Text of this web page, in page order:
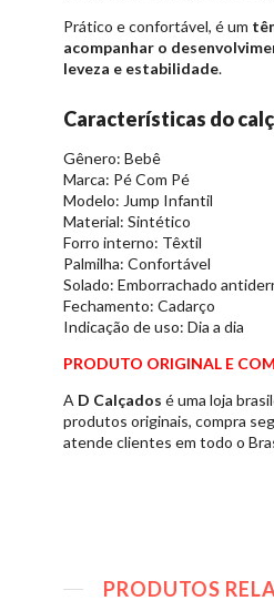
Prático e confortável, é um
acompanhar o
leveza e estabilidade.
Características do
Gênero: Bebê
Marca: Pé Com Pé
Modelo: Jump Infantil
Material: Sintético
Forro interno: Têxtil
Palmilha: Confortável
Solado: Emborrachado
Fechamento: Cadarço
Indicação de uso: Dia a dia
PRODUTO ORIGINAL E
A D Calçados é uma loja
produtos originais, compra
atende clientes em todo o
PRODUTOS